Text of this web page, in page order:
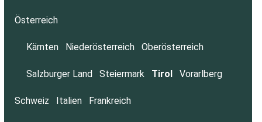
Österreich
Kärnten Niederösterreich Oberösterreich
Salzburger Land Steiermark Tirol Vorarlberg
Schweiz Italien Frankreich